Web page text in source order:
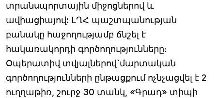
տրանսպորտային միջոցներով և
ավիացիայով: ԼՂՀ պաշտպանության
բանակը հաջողությամբ ճնշել է
հակառակորդի գործողությունները։
Օպերատիվ տվյալներով`մարտական
գործողությունների ընթացքում ոչնչացվել է 2
ուղղաթիռ, շուրջ 30 տանկ, «Գրադ» տիպի